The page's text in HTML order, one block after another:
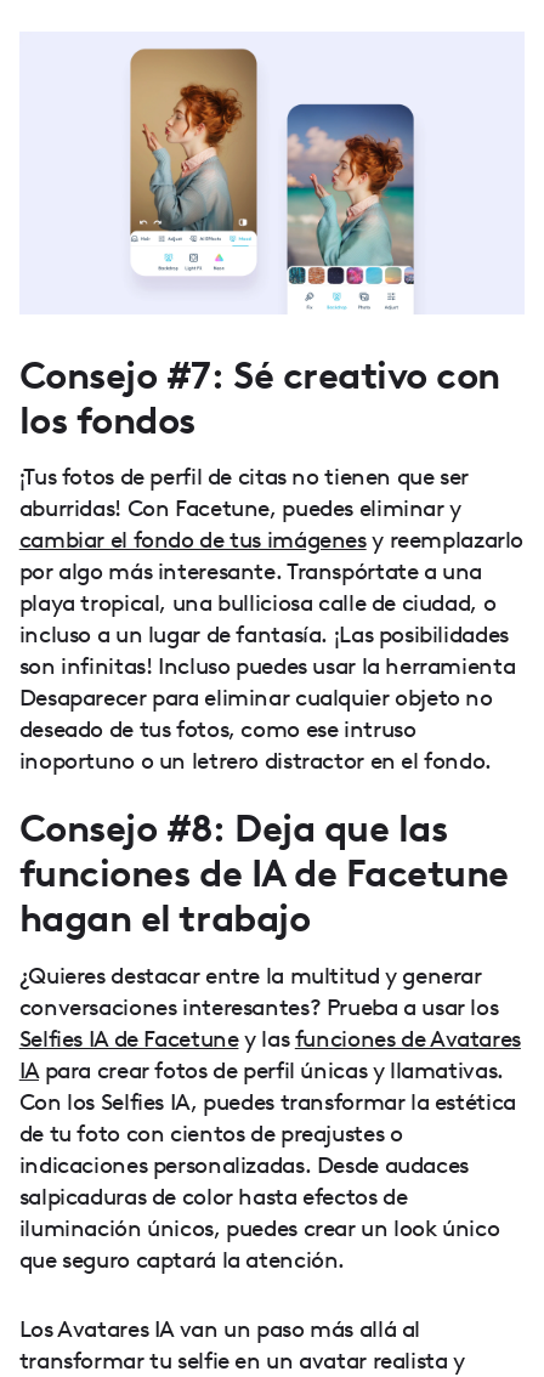
Consejo #7: Sé creativo con
los fondos
¡Tus fotos de perfil de citas no tienen que ser
aburridas! Con Facetune, puedes eliminar y
cambiar el fondo de tus imágenesy reemplazarlo
por algo más interesante. Transpórtate a una
playa tropical, una bulliciosa calle de ciudad, o
incluso a un lugar de fantasía. ¡Las posibilidades
son infinitas! Incluso puedes usar la herramienta
Desaparecer para eliminar cualquier objeto no
deseado de tus fotos, como ese intruso
inoportuno o un letrero distractor en el fondo.
Consejo #8: Deja que las
funciones de IA de Facetune
hagan el trabajo
¿Quieres destacar entre la multitud y generar
conversaciones interesantes? Prueba a usar los
Selfies IA de Facetuney lasfunciones de Avatares
IApara crear fotos de perfil únicas y llamativas.
Con los Selfies IA, puedes transformar la estética
de tu foto con cientos de preajustes o
indicaciones personalizadas. Desde audaces
salpicaduras de color hasta efectos de
iluminación únicos, puedes crear un look único
que seguro captará la atención.
Los Avatares IA van un paso más allá al
transformar tu selfie en un avatar realista y